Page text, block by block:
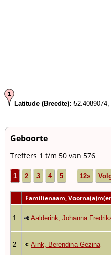
Latitude (Breedte): 52.4089074,
Geboorte
Treffers 1 t/m 50 van 576
1 2 3 4 5 12»
Familienaam,
1 Aalderink, Johanna
2 Aink, Berendina Gezina